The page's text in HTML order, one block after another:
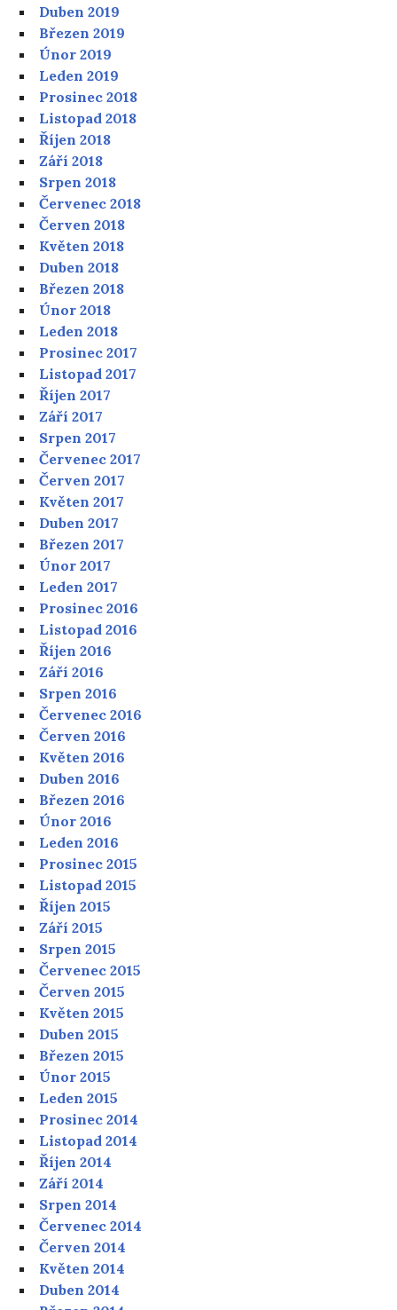
Duben 2019
Březen 2019
Únor 2019
Leden 2019
Prosinec 2018
Listopad 2018
Říjen 2018
Září 2018
Srpen 2018
Červenec 2018
Červen 2018
Květen 2018
Duben 2018
Březen 2018
Únor 2018
Leden 2018
Prosinec 2017
Listopad 2017
Říjen 2017
Září 2017
Srpen 2017
Červenec 2017
Červen 2017
Květen 2017
Duben 2017
Březen 2017
Únor 2017
Leden 2017
Prosinec 2016
Listopad 2016
Říjen 2016
Září 2016
Srpen 2016
Červenec 2016
Červen 2016
Květen 2016
Duben 2016
Březen 2016
Únor 2016
Leden 2016
Prosinec 2015
Listopad 2015
Říjen 2015
Září 2015
Srpen 2015
Červenec 2015
Červen 2015
Květen 2015
Duben 2015
Březen 2015
Únor 2015
Leden 2015
Prosinec 2014
Listopad 2014
Říjen 2014
Září 2014
Srpen 2014
Červenec 2014
Červen 2014
Květen 2014
Duben 2014